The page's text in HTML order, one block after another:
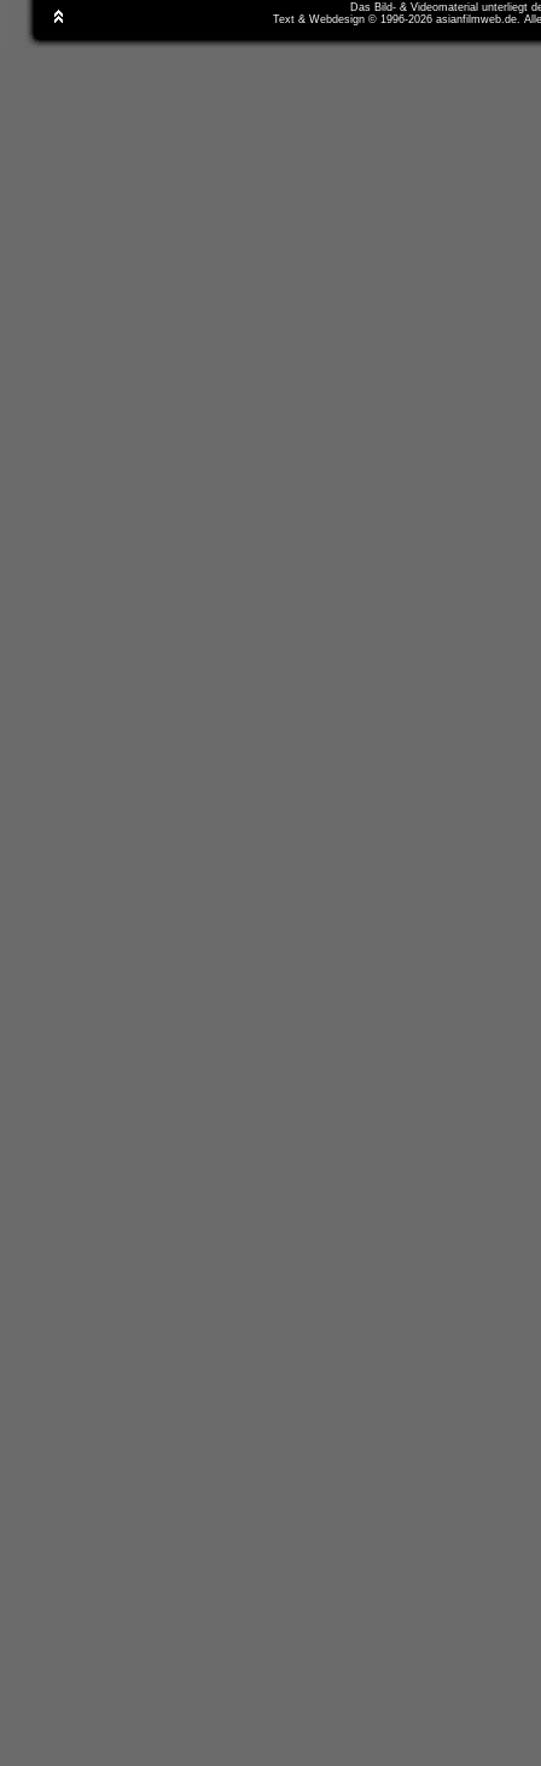
Das Bild- & Videomaterial unterliegt
Text & Webdesign © 1996-2026 asianfilmweb.de.